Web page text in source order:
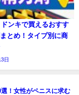
ドンキで買えるおすす
とめ！タイプ別に商
日
！女性がペニスに求む